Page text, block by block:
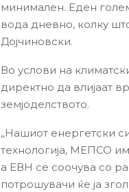
минимален. Еден
вода дневно, колку
Дојчиновски.
Во услови на
директно да влијаат
земјоделството.
„Нашиот енергетски
технологија, МЕПСО
а ЕВН се соочува со
потрошувачи ќе ја